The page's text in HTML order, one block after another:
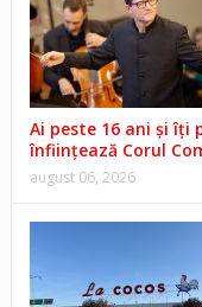
Ai peste 16 ani și îți
înființează Corul
august 06, 2026